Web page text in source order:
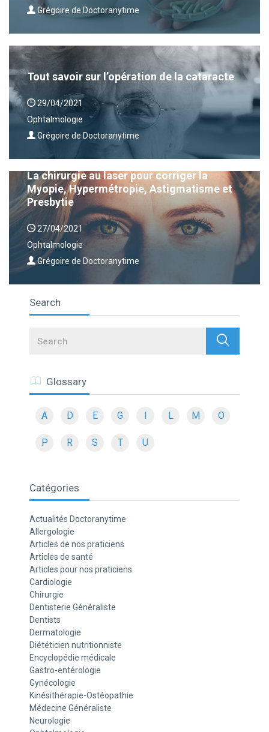
Grégoire de Doctoranytime
Tout savoir sur l’opération de la cataracte
29/04/2021
Ophtalmologie
Grégoire de Doctoranytime
La chirurgie au laser pour corriger la
Myopie, Hypermétropie, Astigmatisme et
Presbytie
27/04/2021
Ophtalmologie
Grégoire de Doctoranytime
Search
Search
Glossary
A D E G L M O
P R S T U
Catégories
Actualités Doctoranytime
Allergologie
Articles de nos praticiens
Articles de santé
Articles pour nos praticiens
Cardiologie
Chirurgie
Dentisterie Généraliste
Dentists
Dermatologie
Diététicien nutritionniste
Encyclopédie médicale
Gastro-entérologie
Gynécologie
Kinésithérapie-Ostéopathie
Médecine Généraliste
Neurologie